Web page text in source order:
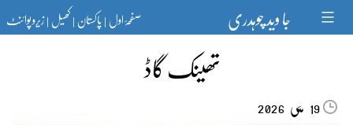
content جا وید چوہدری صفحۂ اول|پاکستان|کھیل|زیرو پوائنٹ
تھینک گاڈ
19 مئی‬‮